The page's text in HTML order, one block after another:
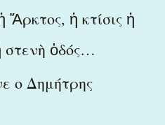
Ἄρκτος, ἡ κτίσις ἡ
στενὴ ὁδός…
ο Δημήτρης